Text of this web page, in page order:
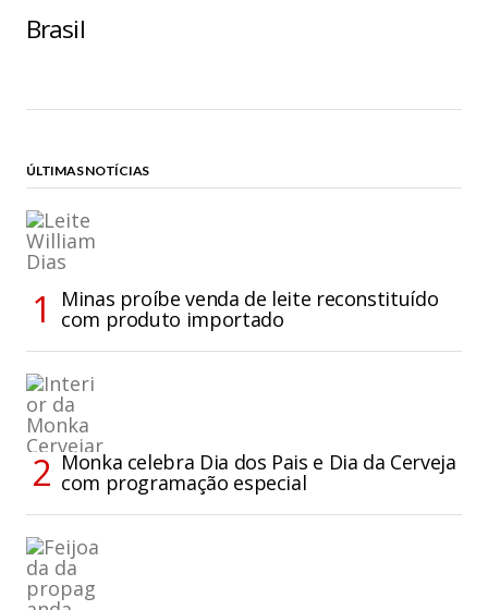
Brasil
ÚLTIMAS NOTÍCIAS
Minas proíbe venda de leite reconstituído
com produto importado
Monka celebra Dia dos Pais e Dia da Cerveja
com programação especial